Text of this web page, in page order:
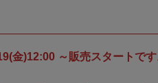
金)12:00 ～販売スタートで